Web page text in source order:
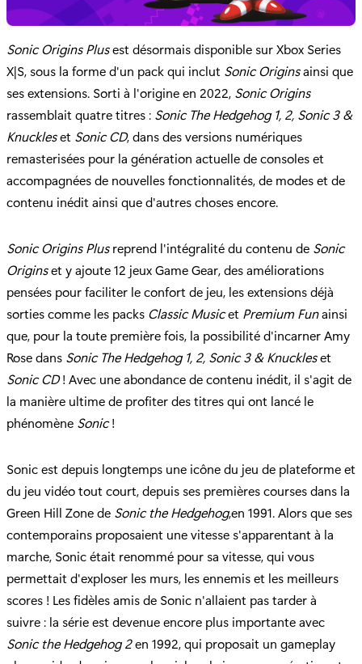
Sonic Origins Plusest désormais disponible sur Xbox Series
X|S, sous la forme d'un pack qui inclut Sonic Originsainsi que
ses extensions. Sorti à l'origine en 2022, Sonic Origins
rassemblait quatre titres : Sonic The Hedgehog 1, 2, Sonic 3 &
Knuckleset Sonic CD, dans des versions numériques
remasterisées pour la génération actuelle de consoles et
accompagnées de nouvelles fonctionnalités, de modes et de
contenu inédit ainsi que d'autres choses encore.
Sonic Origins Plusreprend l'intégralité du contenu de Sonic
Originset y ajoute 12 jeux Game Gear, des améliorations
pensées pour faciliter le confort de jeu, les extensions déjà
sorties comme les packs Classic Musicet Premium Funainsi
que, pour la toute première fois, la possibilité d'incarner Amy
Rose dans Sonic The Hedgehog 1, 2, Sonic 3 & Knuckleset
Sonic CD! Avec une abondance de contenu inédit, il s'agit de
la manière ultime de profiter des titres qui ont lancé le
phénomène Sonic!
Sonic est depuis longtemps une icône du jeu de plateforme et
du jeu vidéo tout court, depuis ses premières courses dans la
Green Hill Zone de Sonic the Hedgehog,en 1991. Alors que ses
contemporains proposaient une vitesse s'apparentant à la
marche, Sonic était renommé pour sa vitesse, qui vous
permettait d'exploser les murs, les ennemis et les meilleurs
scores ! Les fidèles amis de Sonic n'allaient pas tarder à
suivre : la série est devenue encore plus importante avec
Sonic the Hedgehog 2en 1992, qui proposait un gameplay